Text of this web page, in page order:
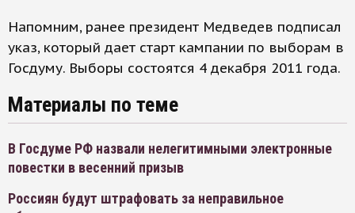
Напомним, ранее президент Медведев подписал
указ, который дает старт кампании по выборам в
Госдуму. Выборы состоятся 4 декабря 2011 года.
Материалы по теме
В Госдуме РФ назвали нелегитимными электронные
повестки в весенний призыв
Россиян будут штрафовать за неправильное